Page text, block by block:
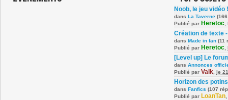
Noob, le jeu vidéo !
dans La Taverne
Publié par Heretoc
Création de texte
dans Made in fan (11
Publié par Heretoc
[Level up] Le
dans Annonces
Publié par Valk le
Horizon des potins
dans Fanfics (107
Publié par LoanTan